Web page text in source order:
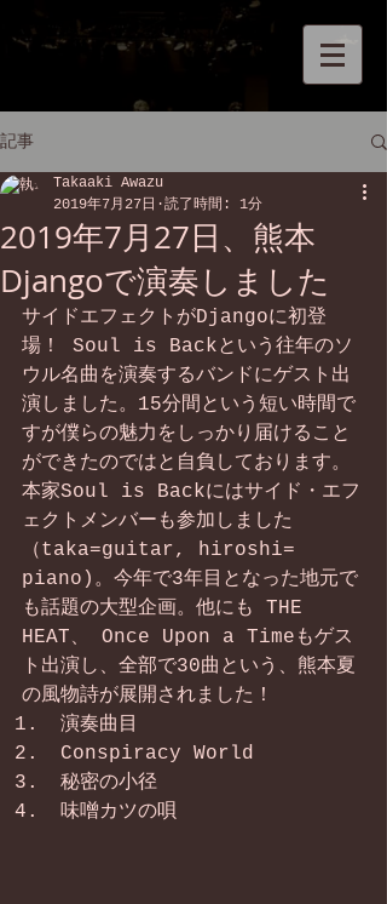
記事
2019年7月27日、熊本
Djangoで演奏しました
Takaaki Awazu
2019年7月27日
読了時間: 1分
サイドエフェクトがDjangoに初登
場！ Soul is Backという往年のソ
ウル名曲を演奏するバンドにゲスト出
演しました。15分間という短い時間で
すが僕らの魅力をしっかり届けること
ができたのではと自負しております。
本家Soul is Backにはサイド・エフ
ェクトメンバーも参加しました
（taka=guitar, hiroshi=
piano)。今年で3年目となった地元で
も話題の大型企画。他にも THE
HEAT、 Once Upon a Timeもゲス
ト出演し、全部で30曲という、熊本夏
の風物詩が展開されました！
演奏曲目
Conspiracy World
秘密の小径
​味噌カツの唄